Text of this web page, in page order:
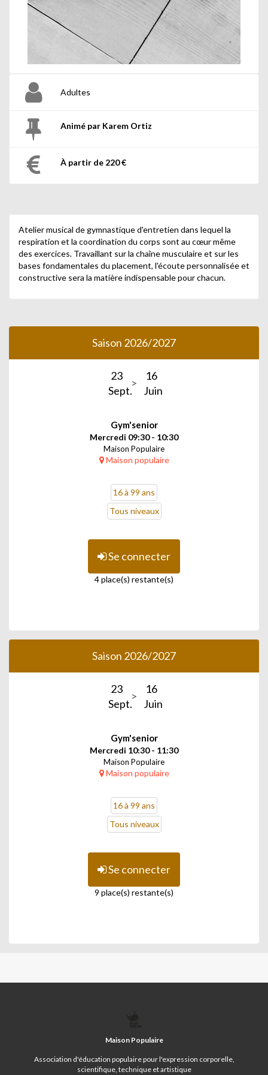
Adultes
Animé par Karem Ortiz
À partir de 220 €
Atelier musical de gymnastique d'entretien dans lequel la
respiration et la coordination du corps sont au cœur même
des exercices. Travaillant sur la chaîne musculaire et sur les
bases fondamentales du placement, l'écoute personnalisée et
constructive sera la matière indispensable pour chacun.
Saison 2026/2027
23
Sept.
16
Juin
Gym'senior
Mercredi 09:30 - 10:30
Maison Populaire
Maison populaire
16 à 99 ans
Tous niveaux
Se connecter
4 place(s) restante(s)
Saison 2026/2027
23
Sept.
16
Juin
Gym'senior
Mercredi 10:30 - 11:30
Maison Populaire
Maison populaire
16 à 99 ans
Tous niveaux
Se connecter
9 place(s) restante(s)
Maison Populaire
Association d'éducation populaire pour l'expression corporelle,
scientifique, technique et artistique